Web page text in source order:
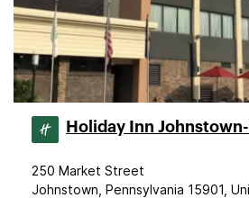
Holiday Inn
250 Market Street
Johnstown, Pennsylvania 15901,